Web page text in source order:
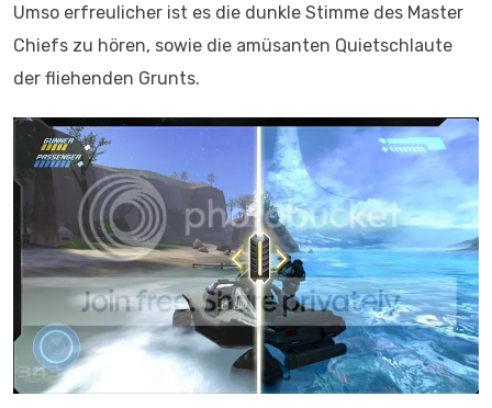
Umso erfreulicher ist es die dunkle Stimme des Master
Chiefs zu hören, sowie die amüsanten Quietschlaute
der fliehenden Grunts.